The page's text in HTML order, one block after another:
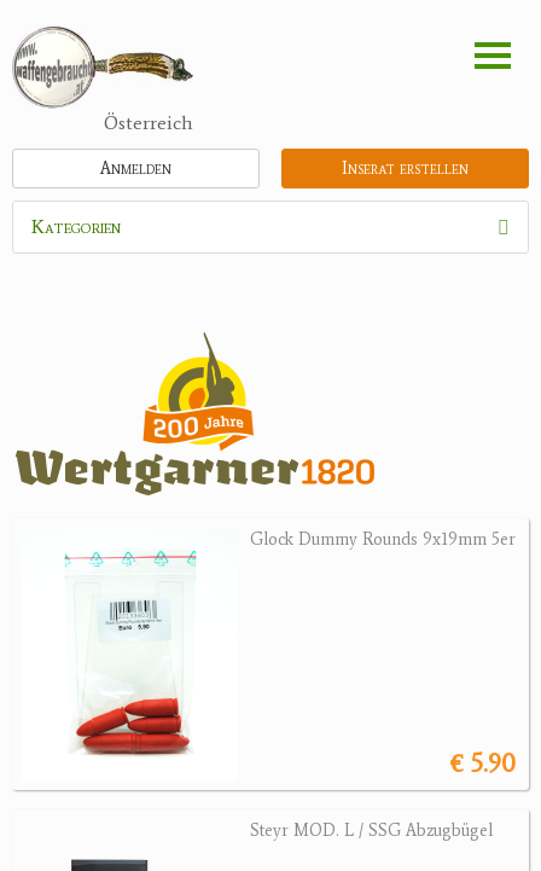
zum
Inhalt
Österreich
Inserat erstellen
Anmelden
Kategorien
Kipplaufgewehre
Kleinkalibergewehre
Repetiererbüchse
Luftdruckwaffen
Revolver
Sonstige Waffen
Bogensport
Jagdangebote
Glock Dummy Rounds 9x19mm 5er
€ 5.90
Steyr MOD. L / SSG Abzugbügel